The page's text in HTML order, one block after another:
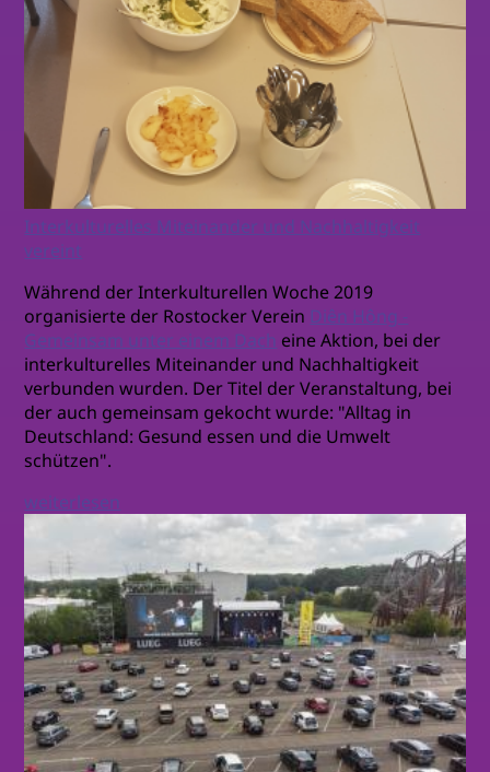
Interkulturelles Miteinander und Nachhaltigkeit
vereint
Während der Interkulturellen Woche 2019
organisierte der Rostocker Verein Diên Hông -
Gemeinsam unter einem Dach eine Aktion, bei der
interkulturelles Miteinander und Nachhaltigkeit
verbunden wurden. Der Titel der Veranstaltung, bei
der auch gemeinsam gekocht wurde: "Alltag in
Deutschland: Gesund essen und die Umwelt
schützen".
weiterlesen